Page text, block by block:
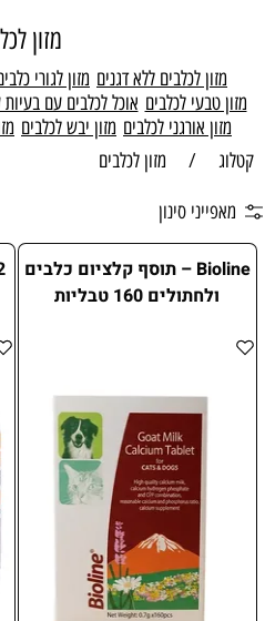
מזון
מזון לכלבים ללא דגנים מזון לגורי
מזון טבעי לכלבים אוכל לכלבים עם בעיות
מזון אורגני לכלבים מזון יבש לכלבים
קטלוג
/ מזון לכלבים
מאפייני סינון
Bioline – תוסף קלציום כלבים
ולחתולים 160 טבליות
2 יח'